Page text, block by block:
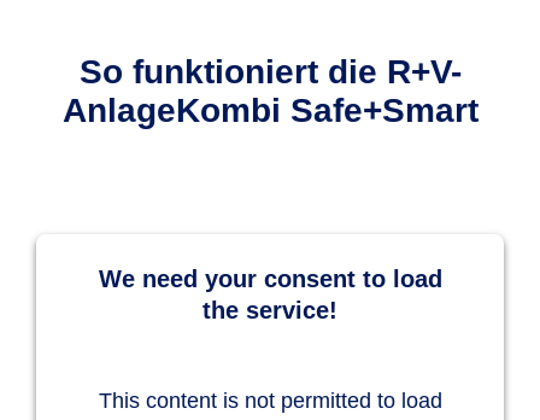
So funktioniert die R+V-
AnlageKombi Safe+Smart
We need your consent to load
the service!
This content is not permitted to load